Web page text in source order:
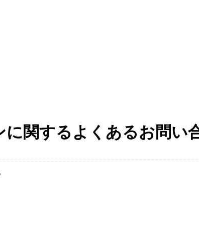
に関するよくあるお問い